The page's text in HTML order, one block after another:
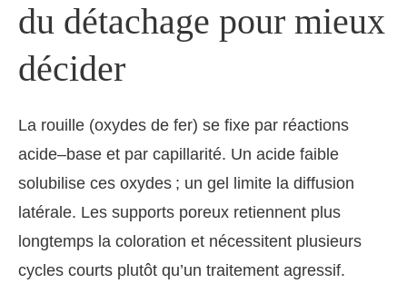
du détachage pour mieux
décider
La rouille (oxydes de fer) se fixe par réactions
acide–base et par capillarité. Un acide faible
solubilise ces oxydes ; un gel limite la diffusion
latérale. Les supports poreux retiennent plus
longtemps la coloration et nécessitent plusieurs
cycles courts plutôt qu’un traitement agressif.